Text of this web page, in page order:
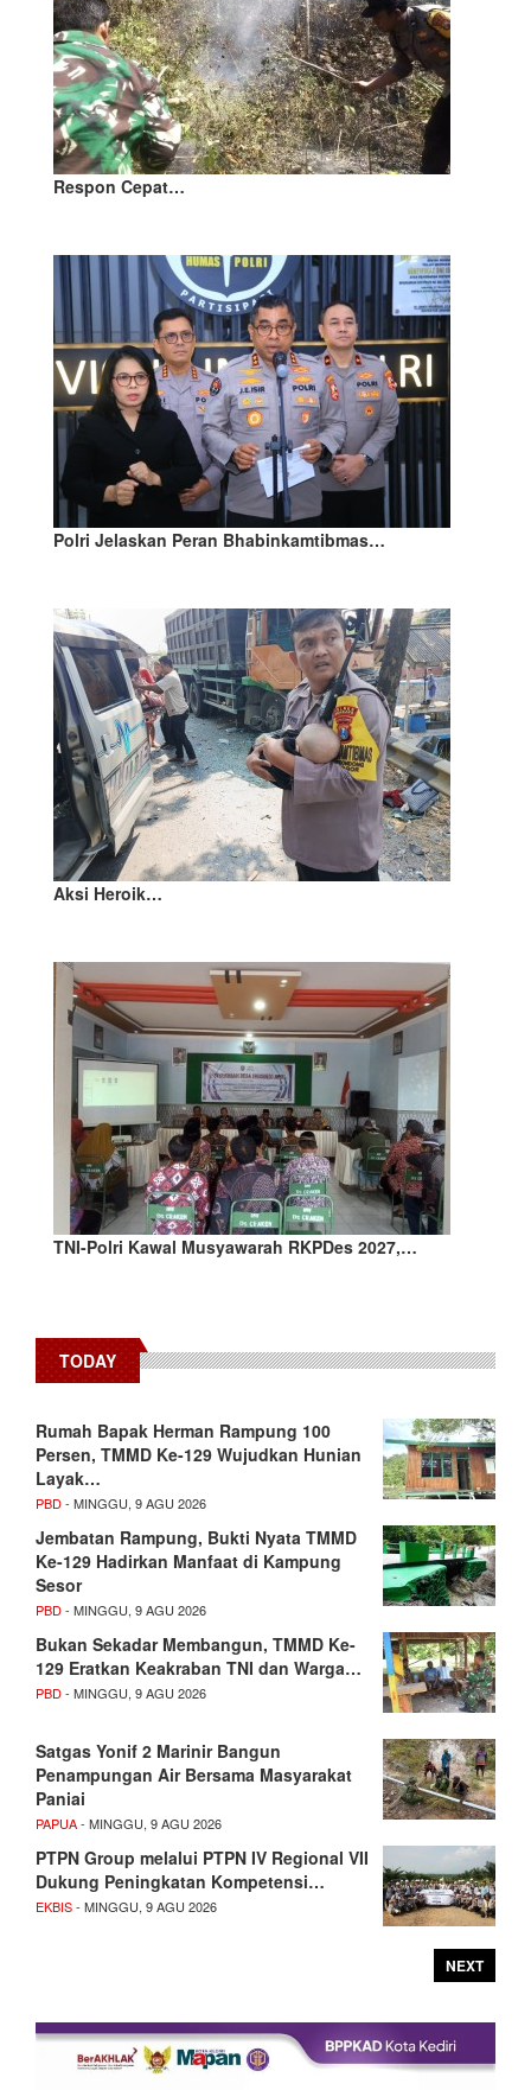
Respon Cepat…
Polri Jelaskan Peran Bhabinkamtibmas…
Aksi Heroik…
TNI-Polri Kawal Musyawarah RKPDes 2027,…
TODAY
Rumah Bapak Herman Rampung 100
Persen, TMMD Ke-129 Wujudkan Hunian
Layak…
PBD- MINGGU, 9 AGU 2026
Jembatan Rampung, Bukti Nyata TMMD
Ke-129 Hadirkan Manfaat di Kampung
Sesor
PBD- MINGGU, 9 AGU 2026
Bukan Sekadar Membangun, TMMD Ke-
129 Eratkan Keakraban TNI dan Warga…
PBD- MINGGU, 9 AGU 2026
Satgas Yonif 2 Marinir Bangun
Penampungan Air Bersama Masyarakat
Paniai
PAPUA- MINGGU, 9 AGU 2026
PTPN Group melalui PTPN IV Regional VII
Dukung Peningkatan Kompetensi…
EKBIS- MINGGU, 9 AGU 2026
NEXT